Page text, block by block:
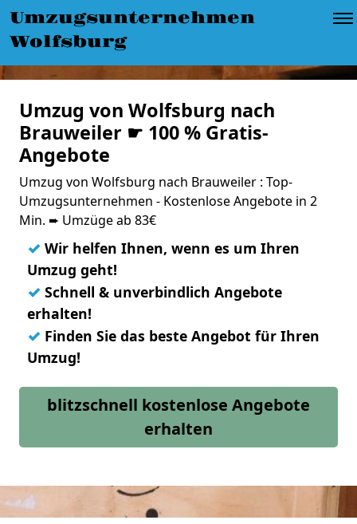
Umzugsunternehmen
Wolfsburg
Umzug von Wolfsburg nach
Brauweiler ☛ 100 % Gratis-
Angebote
Umzug von Wolfsburg nach Brauweiler : Top-
Umzugsunternehmen - Kostenlose Angebote in 2
Min. ➨ Umzüge ab 83€
✓ Wir helfen Ihnen, wenn es um Ihren
Umzug geht!
✓ Schnell & unverbindlich Angebote
erhalten!
✓ Finden Sie das beste Angebot für Ihren
Umzug!
blitzschnell kostenlose Angebote
erhalten